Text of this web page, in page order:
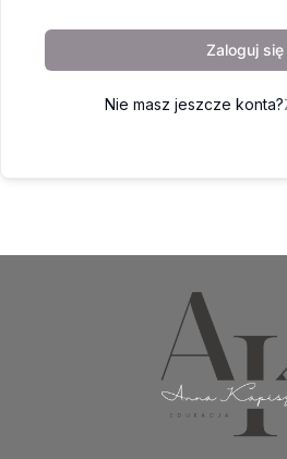
Zaloguj się
Nie masz jeszcze konta?